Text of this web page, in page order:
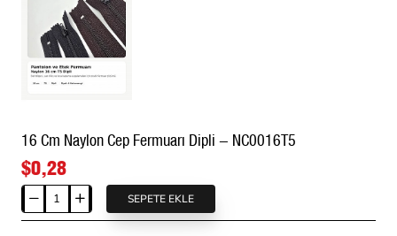
Naylon
Cep
Fermuarı
Dipli
16 Cm Naylon Cep Fermuarı Dipli - NC0016T5
$0,28
16
Cm
SEPETE EKLE